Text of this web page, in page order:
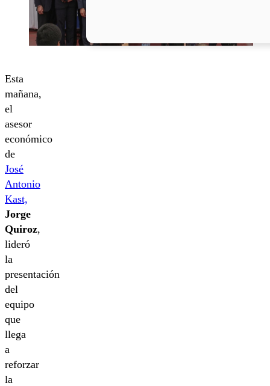
Esta
mañana,
el
asesor
económico
de
José
Antonio
Kast,
Jorge
Quiroz,
lideró
la
presentación
del
equipo
que
llega
a
reforzar
la